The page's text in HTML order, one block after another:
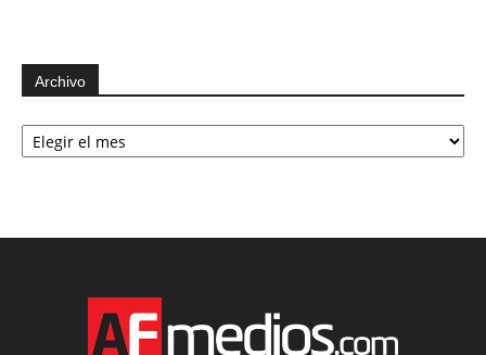
Archivo
Archivo